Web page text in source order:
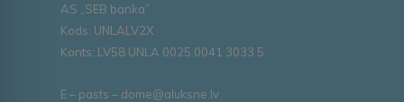
AS „SEB banka”
Kods: UNLALV2X
Konts: LV58 UNLA 0025 0041 3033 5
E – pasts – dome@aluksne.lv